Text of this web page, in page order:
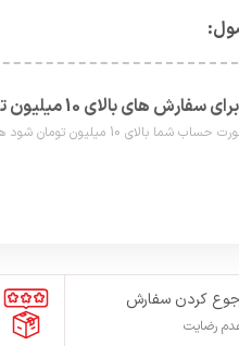
های بالای 10 میلیون تومان
شود هزینه پست برای شما به صورت رایگان محاصبه خواهد شد.
کردن سفارش
رضایت